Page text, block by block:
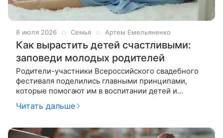
8 июля 2026 Семья Артем Емельяненко
Как вырастить детей счастливыми:
заповеди молодых родителей
Родители-участники Всероссийского свадебного
фестиваля поделились главными принципами,
которые помогают им в воспитании детей и
поддержании гармоничных отношений в семье.
Выдерживай разумный баланс Александр и
Читать дальше